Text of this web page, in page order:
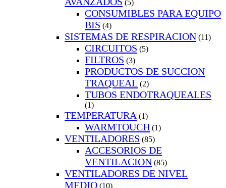
(5)
CONSUMIBLES PARA EQUIPO
BIS (4)
SISTEMAS DE RESPIRACION (11)
CIRCUITOS (5)
FILTROS (3)
PRODUCTOS DE SUCCION
TRAQUEAL (2)
TUBOS ENDOTRAQUEALES
(1)
TEMPERATURA (1)
WARMTOUCH (1)
VENTILADORES (85)
ACCESORIOS DE
VENTILACION (85)
VENTILADORES DE NIVEL
MEDIO (10)